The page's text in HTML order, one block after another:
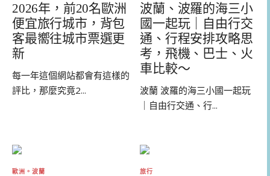
2026年，前20名歐洲
便宜旅行城市，背包
客最嚮往城市票選更
新
每一年這個網站都會有這樣的
評比，那麼究竟2...
波蘭、波羅的海三小
國一起玩｜自由行交
通、行程安排攻略思
考，飛機、巴士、火
車比較～
波蘭 波羅的海三小國一起玩
｜自由行交通、行...
歐洲。波蘭 旅行